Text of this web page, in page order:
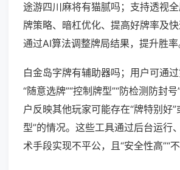
途游四川麻将有猫腻吗；支持透视
牌策略、暗杠优化、提高好牌率及快
通过AI算法调整牌局结果，提升胜率
白金岛字牌有辅助器吗；用户可通
“随意选牌”“控制牌型”“防检测防封
户反映其他玩家可能存在“牌特别好”
型”的情况。这些工具通过后台运行
术手段实现不平公，且“安全性高”“不